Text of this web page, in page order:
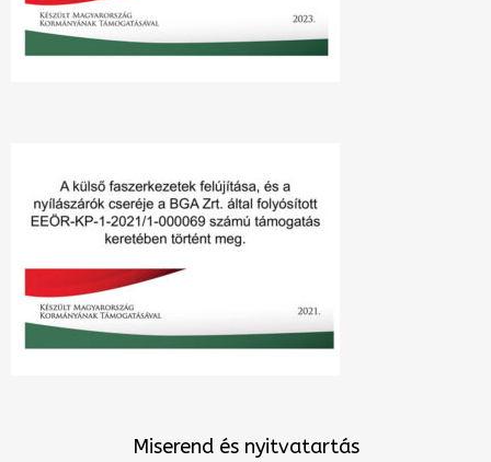
Miserend és nyitvatartás